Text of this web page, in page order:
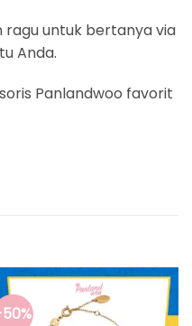
ragu untuk bertanya via
Anda.
Panlandwoo favorit